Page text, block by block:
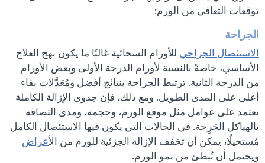
توقعات التعافي من الورم:
الجراحة
الاستئصال الجراحي للأورام السحائية غالبًا ما يكون نهج العلاج
الأساسي، خاصةً بالنسبة لأورام الدرجة الأولى وبعض الأورام
من الدرجة الثانية. ترتبط الجراحة بنتائج أفضل ومُعَدَّلات بقاء
أعلى على المدى الطويل. ومع ذلك، فإن جدوى الإزالة الكاملة
تعتمد على عوامل مثل موقع الورم، وحجمه، ومدى التصاقه
بالهياكل الحَرِجة. في الحالات التي يكون فيها الاستئصال الكامل
مُستحيلًا، يمكن أن تخفف الإزالة الجزئية للورم من الأعراض
ويحتمل أن تُبطئ من نمو الورم.